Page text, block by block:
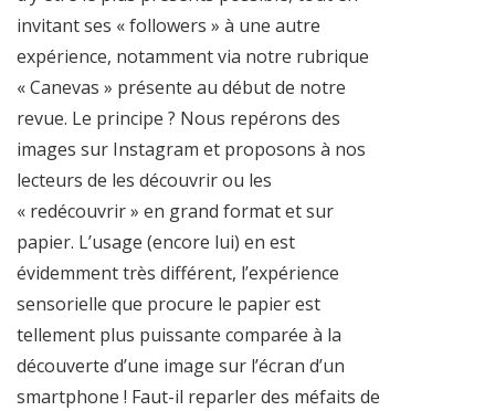
invitant ses « followers » à une autre
expérience, notamment via notre rubrique
« Canevas » présente au début de notre
revue. Le principe ? Nous repérons des
images sur Instagram et proposons à nos
lecteurs de les découvrir ou les
« redécouvrir » en grand format et sur
papier. L’usage (encore lui) en est
évidemment très différent, l’expérience
sensorielle que procure le papier est
tellement plus puissante comparée à la
découverte d’une image sur l’écran d’un
smartphone ! Faut-il reparler des méfaits de